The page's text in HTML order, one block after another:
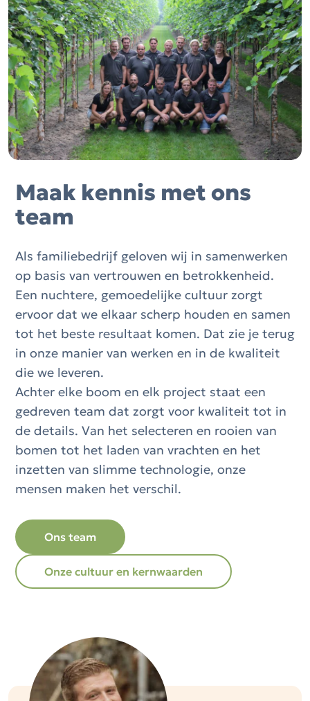
Maak kennis met ons
team
Als familiebedrijf geloven wij in samenwerken
op basis van vertrouwen en betrokkenheid.
Een nuchtere, gemoedelijke cultuur zorgt
ervoor dat we elkaar scherp houden en samen
tot het beste resultaat komen. Dat zie je terug
in onze manier van werken en in de kwaliteit
die we leveren.
Achter elke boom en elk project staat een
gedreven team dat zorgt voor kwaliteit tot in
de details. Van het selecteren en rooien van
bomen tot het laden van vrachten en het
inzetten van slimme technologie, onze
mensen maken het verschil.
Ons team
Onze cultuur en kernwaarden